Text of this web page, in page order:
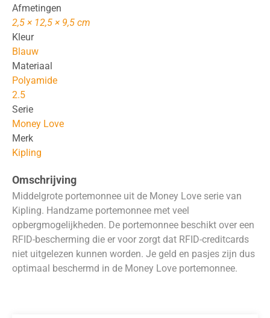
Afmetingen
2,5 × 12,5 × 9,5 cm
Kleur
Blauw
Materiaal
Polyamide
2.5
Serie
Money Love
Merk
Kipling
Omschrijving
Middelgrote portemonnee uit de Money Love serie van
Kipling. Handzame portemonnee met veel
opbergmogelijkheden. De portemonnee beschikt over een
RFID-bescherming die er voor zorgt dat RFID-creditcards
niet uitgelezen kunnen worden. Je geld en pasjes zijn dus
optimaal beschermd in de Money Love portemonnee.